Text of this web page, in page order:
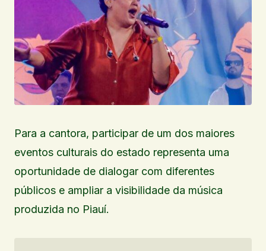
Para a cantora, participar de um dos maiores
eventos culturais do estado representa uma
oportunidade de dialogar com diferentes
públicos e ampliar a visibilidade da música
produzida no Piauí.